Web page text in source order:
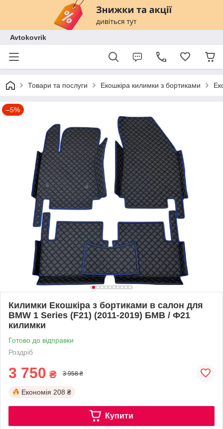
Avtokovrik
Товари та послуги Екошкіра килимки з бортиками
–5%
Килимки Екошкіра з бортиками в салон для
BMW 1 Series (F21) (2011-2019) БМВ / Ф21
килимки
Готово до відправки
Роздріб
3 750 ₴ 3 958 ₴
Економія 208 ₴
Купити